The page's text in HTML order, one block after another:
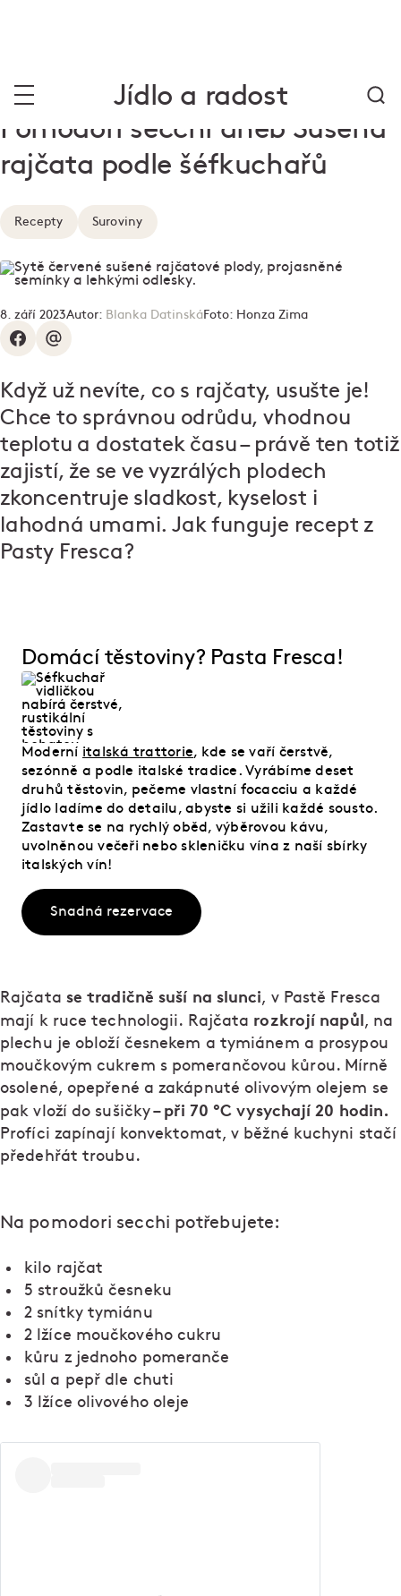
Jídlo a radost
Pomodori secchi aneb Sušená
rajčata podle šéfkuchařů
Recepty Suroviny
8. září 2023Autor: Blanka DatinskáFoto: Honza Zima
Když už nevíte, co s rajčaty, usušte je!
Chce to správnou odrůdu, vhodnou
teplotu a dostatek času – právě ten totiž
zajistí, že se ve vyzrálých plodech
zkoncentruje sladkost, kyselost i
lahodná umami. Jak funguje recept z
Pasty Fresca?
Domácí těstoviny? Pasta Fresca!
Moderní italská trattorie, kde se vaří čerstvě,
sezónně a podle italské tradice. Vyrábíme deset
druhů těstovin, pečeme vlastní focacciu a každé
jídlo ladíme do detailu, abyste si užili každé sousto.
Zastavte se na rychlý oběd, výběrovou kávu,
uvolněnou večeři nebo skleničku vína z naší sbírky
italských vín!
Snadná rezervace
Rajčata se tradičně suší na slunci, v Pastě Fresca
mají k ruce technologii. Rajčata rozkrojí napůl, na
plechu je obloží česnekem a tymiánem a prosypou
moučkovým cukrem s pomerančovou kůrou. Mírně
osolené, opepřené a zakápnuté olivovým olejem se
pak vloží do sušičky – při 70 °C vysychají 20 hodin.
Profíci zapínají konvektomat, v běžné kuchyni stačí
předehřát troubu.
Na pomodori secchi potřebujete:
kilo rajčat
5 stroužků česneku
2 snítky tymiánu
2 lžíce moučkového cukru
kůru z jednoho pomeranče
sůl a pepř dle chuti
3 lžíce olivového oleje